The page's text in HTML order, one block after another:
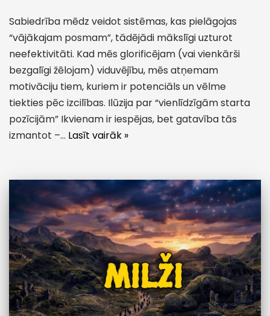
Sabiedrība mēdz veidot sistēmas, kas pielāgojas
“vājākajam posmam”, tādējādi mākslīgi uzturot
neefektivitāti. Kad mēs glorificējam (vai vienkārši
bezgalīgi žēlojam) viduvējību, mēs atņemam
motivāciju tiem, kuriem ir potenciāls un vēlme
tiekties pēc izcilības. Ilūzija par “vienlīdzīgām starta
pozīcijām” Ikvienam ir iespējas, bet gatavība tās
izmantot –… Lasīt vairāk »